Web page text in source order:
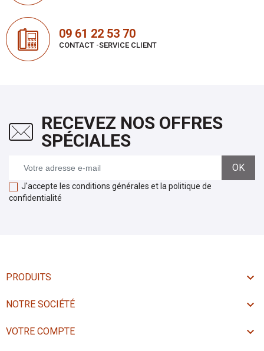
09 61 22 53 70
CONTACT -SERVICE CLIENT
RECEVEZ NOS OFFRES
SPÉCIALES
J'accepte les conditions générales et la politique de
confidentialité
PRODUITS 
NOTRE SOCIÉTÉ 
VOTRE COMPTE 